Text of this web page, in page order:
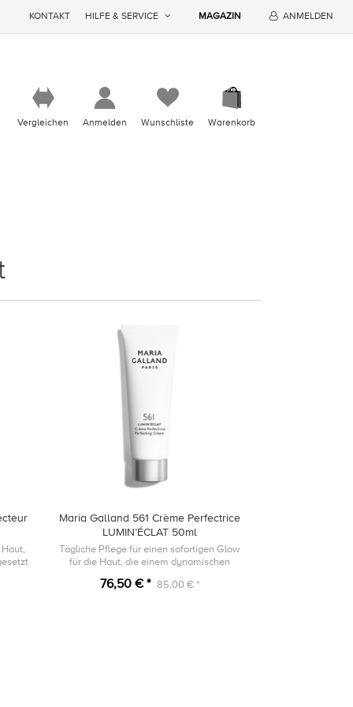
KONTAKT HILFE & SERVICE MAGAZIN ANMELDEN
Vergleichen Anmelden Wunschliste Warenkorb
Maria Galland 561 Crème Perfectrice
LUMIN’ÉCLAT 50ml
Tägliche Pflege für einen sofortigen Glow
für die Haut, die einem dynamischen
76,50 € * 85,00 € *